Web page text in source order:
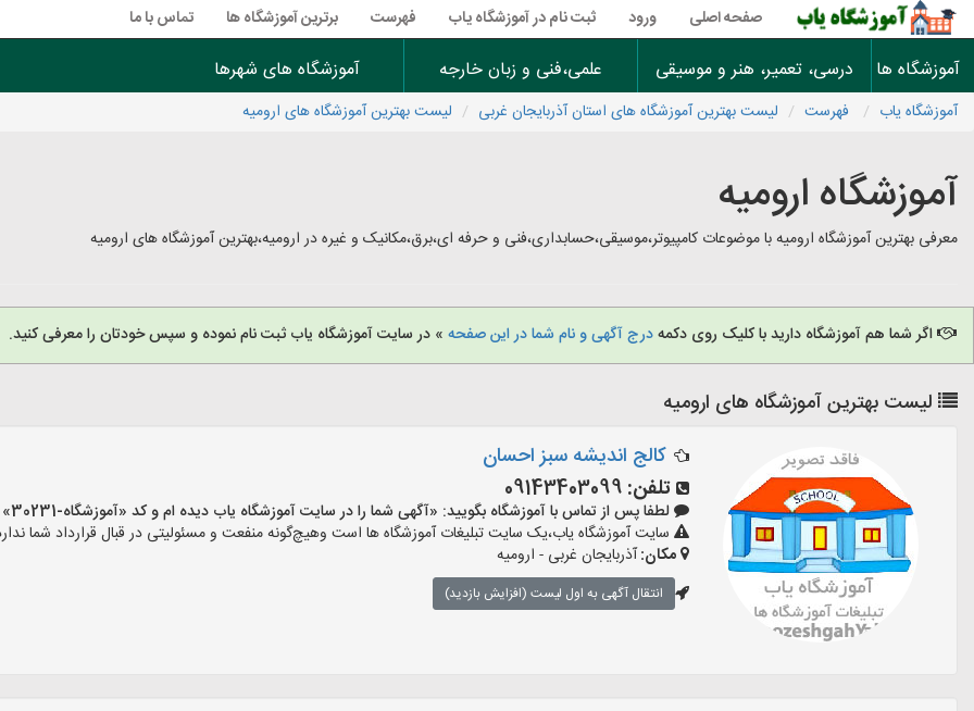
صفحه اصلی ورود ثبت نام در آموزشگاه یاب فهرست برترین آموزشگاه ها تماس با ما
آموزشگاه ها درسی، تعمیر، هنر و موسیقی علمی،فنی و زبان خارجه آموزشگاه های شهرها
آموزشگاه یاب فهرست لیست بهترین آموزشگاه های استان آذربایجان غربی لیست بهترین آموزشگاه های ارومیه
آموزشگاه ارومیه
معرفی بهترین آموزشگاه ارومیه با موضوعات کامپیوتر،موسیقی،حسابداری،فنی و حرفه ای،برق،مکانیک و غیره در ارومیه،بهترین آموزشگاه های ارومیه
اگر شما هم آموزشگاه دارید با کلیک روی دکمهدرج آگهی و نام شما در این صفحه » در سایت آموزشگاه یاب ثبت نام نموده و سپس خودتان را معرفی کنید.
لیست بهترین آموزشگاه های ارومیه
کالج اندیشه سبز احسان
تلفن: 09143403099
لطفا پس از تماس با آموزشگاه بگویید: «آگهی شما را در سایت آموزشگاه یاب دیده ام و کد «آموزشگاه-30231» را اعلام کنید»
سایت آموزشگاه یاب،یک سایت تبلیغات آموزشگاه ها است وهیچ‌گونه منفعت و مسئولیتی در قبال قرارداد شما
مکان:آذربایجان غربی - ارومیه
انتقال آگهی به اول لیست (افزایش بازدید)